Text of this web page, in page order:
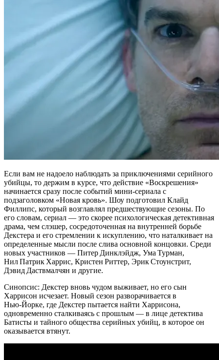
Если вам не надоело наблюдать за приключениями серийного
убийцы, то держим в курсе, что действие «Воскрешения»
начинается сразу после событий мини‑сериала с
подзаголовком «Новая кровь». Шоу подготовил Клайд
Филлипс, который возглавлял предшествующие сезоны. По
его словам, сериал — это скорее психологическая детективная
драма, чем слэшер, сосредоточенная на внутренней борьбе
Декстера и его стремлении к искуплению, что наталкивает на
определенные мысли после слива основной концовки. Среди
новых участников — Питер Динклэйдж, Ума Турман,
Нил Патрик Харрис, Кристен Риттер, Эрик Стоунстрит,
Дэвид Даствмалчян и другие.
Синопсис: Декстер вновь чудом выживает, но его сын
Харрисон исчезает. Новый сезон разворачивается в
Нью‑Йорке, где Декстер пытается найти Харрисона,
одновременно сталкиваясь с прошлым — в лице детектива
Батисты и тайного общества серийных убийц, в которое он
оказывается втянут.